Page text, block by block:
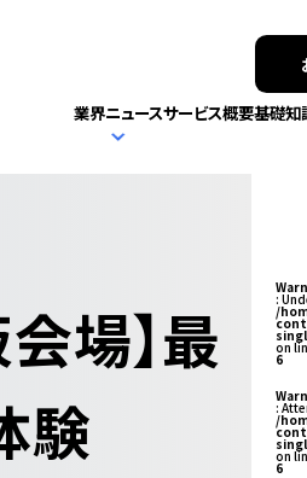
業界ニュースサービス概要基礎知
場】最
験
:
/
on
6
:
/
on
6